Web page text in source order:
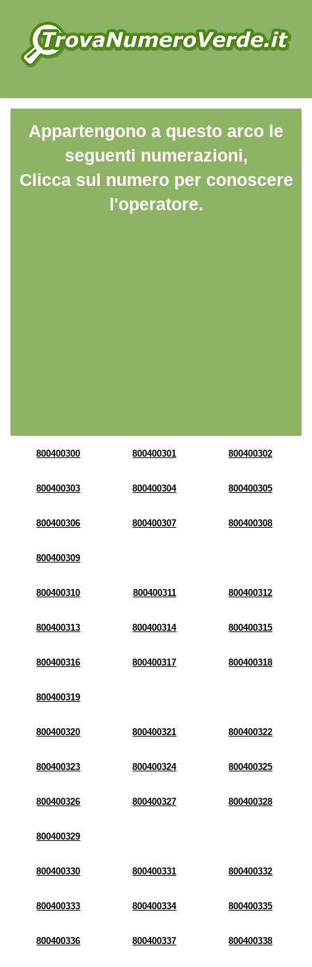
Appartengono a questo arco le
seguenti numerazioni,
Clicca sul numero per conoscere
l'operatore.
800400300 800400301 800400302
800400303 800400304 800400305
800400306 800400307 800400308
800400309
800400310 800400311 800400312
800400313 800400314 800400315
800400316 800400317 800400318
800400319
800400320 800400321 800400322
800400323 800400324 800400325
800400326 800400327 800400328
800400329
800400330 800400331 800400332
800400333 800400334 800400335
800400336 800400337 800400338